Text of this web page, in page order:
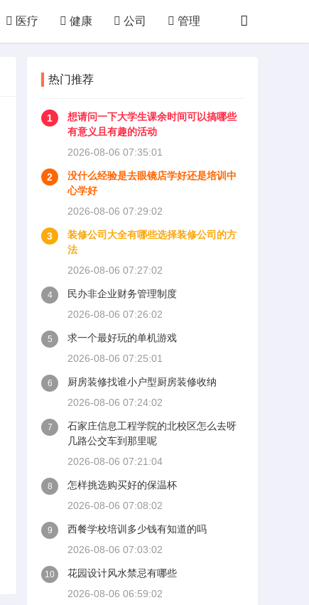
医疗 健康 公司 管理
热门推荐
1
想请问一下大学生课余时间可以搞哪些
有意义且有趣的活动
2026-08-06 07:35:01
2
没什么经验是去眼镜店学好还是培训中
心学好
2026-08-06 07:29:02
3
装修公司大全有哪些选择装修公司的方
法
2026-08-06 07:27:02
4
民办非企业财务管理制度
2026-08-06 07:26:02
5
求一个最好玩的单机游戏
2026-08-06 07:25:01
6
厨房装修找谁小户型厨房装修收纳
2026-08-06 07:24:02
7
石家庄信息工程学院的北校区怎么去呀
几路公交车到那里呢
2026-08-06 07:21:04
8
怎样挑选购买好的保温杯
2026-08-06 07:08:02
9
西餐学校培训多少钱有知道的吗
2026-08-06 07:03:02
10
花园设计风水禁忌有哪些
2026-08-06 06:59:02